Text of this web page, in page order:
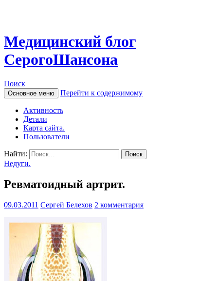
Медицинский блог
СерогоШансона
Поиск
Основное меню Перейти к содержимому
Активность
Детали
Карта сайта.
Пользователи
Найти:
Недуги.
Ревматоидный артрит.
09.03.2011 Сергей Белехов 2 комментария